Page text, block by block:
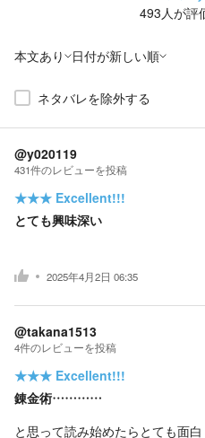
493人が評
本文あり 日付が新しい順
ネタバレを除外する
@y020119
431件のレビューを投稿
★★★ Excellent!!!
とても興味深い
2025年4月2日 06:35
@takana1513
4件のレビューを投稿
★★★ Excellent!!!
錬金術…………
と思って読み始めたらとても面白